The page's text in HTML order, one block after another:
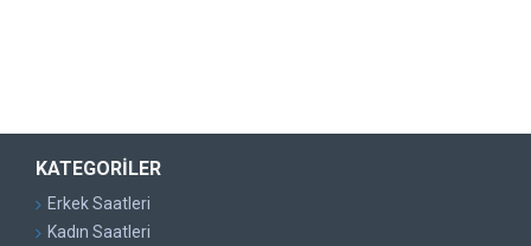
KATEGORILER
Erkek Saatleri
Kadın Saatleri